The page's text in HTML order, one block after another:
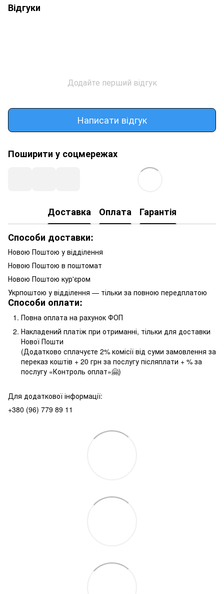
Відгуки
Додайте перший відгук
Написати відгук
Поширити у соцмережах
Доставка Оплата
Гарантія
Способи доставки:
Новою Поштою у відділення
Новою Поштою в поштомат
Новою Поштою кур'єром
Укрпоштою у відділення — тільки за повною передплатою
Способи оплати:
Повна оплата на рахунок ФОП
Накладений платіж при отриманні, тільки для доставки
Нової Пошти
(Додатково сплачуєте 2% комісії від суми замовлення за
переказ коштів + 20 грн за послугу післяплати + % за
послугу «Контроль оплат»🤗)
Для додаткової інформації:
+380 (96) 779 89 11